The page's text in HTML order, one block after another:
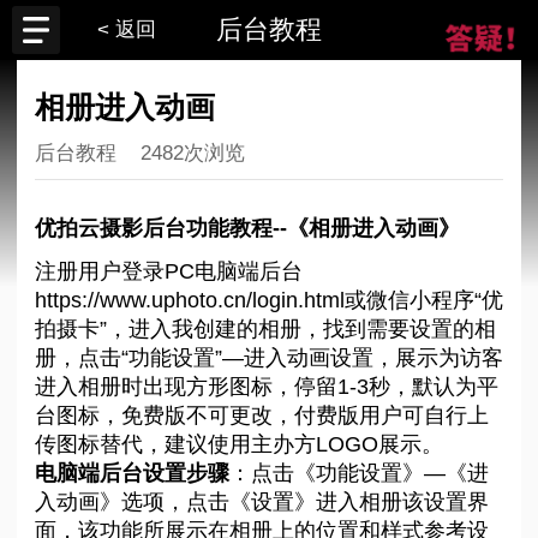
< 返回 后台教程
相册进入动画
后台教程 2482次浏览
优拍云摄影后台功能教程--《相册进入动画》
注册用户登录PC电脑端后台
https://www.uphoto.cn/login.html或微信小程序“优
拍摄卡”，进入我创建的相册，找到需要设置的相
册，点击“功能设置”—进入动画设置，展示为访客
进入相册时出现方形图标，停留1-3秒，默认为平
台图标，免费版不可更改，付费版用户可自行上
传图标替代，建议使用主办方LOGO展示。
电脑端后台设置步骤：点击《功能设置》—《进
入动画》选项，点击《设置》进入相册该设置界
面，该功能所展示在相册上的位置和样式参考设